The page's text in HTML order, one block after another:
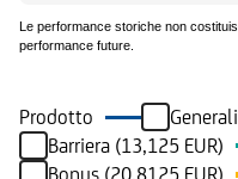
Le performance storiche non
performance future.
Prodotto
Barriera (13,125 EUR)
Bonus (20,8125 EUR)